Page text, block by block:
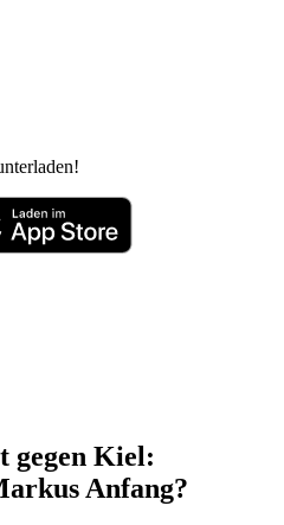
gegen Kiel:
Anfang?